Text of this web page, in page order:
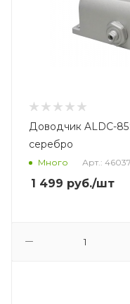
Доводчик ALDC-
серебро
Много Арт.:
1 499 руб./шт